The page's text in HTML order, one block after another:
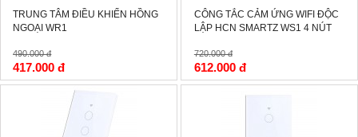
TRUNG TÂM ĐIỀU KHIỂN HỒNG
NGOẠI WR1
490.000 đ
417.000 đ
CÔNG TẮC CẢM ỨNG WIFI ĐỘC
LẬP HCN SMARTZ WS1 4 NÚT
720.000 đ
612.000 đ